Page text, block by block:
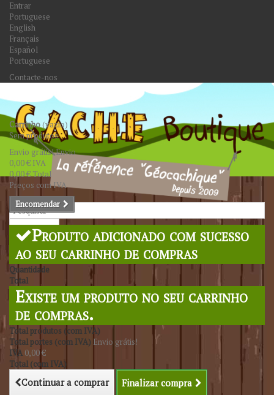
Entrar
Portuguese
English
Français
Español
Portuguese
Contacte-nos
Pesquisar
Carrinho(vazio)
Sem produtos
Envio grátis!Envio
0,00 € IVA
0,00 €Total
Preços com IVA
Encomendar
Produto adicionado com sucesso
ao seu carrinho de compras
Quantidade
Total
Existe um produto no seu carrinho
de compras.
Total produtos (com IVA)
Total portes (com IVA) Envio grátis!
IVA 0,00 €
Total (com IVA)
Continuar a comprar Finalizar compra